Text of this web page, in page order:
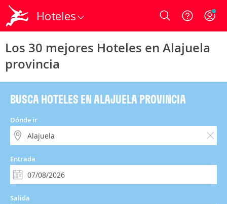
Hoteles Login
Los 30 mejores Hoteles en Alajuela
provincia
BUSCA HOTELES EN ALAJUELA PROVINCIA
Dónde ir
Entrada
Salida